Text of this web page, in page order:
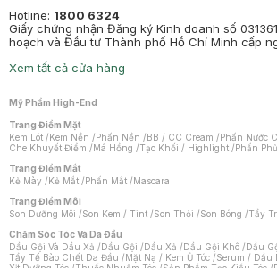
Hotline: 1800 6324
Giấy chứng nhận Đăng ký Kinh doanh số
hoạch và Đầu tư Thành phố Hồ Chí Minh cấp
Xem tất cả cửa hàng
Mỹ Phẩm High-End
Trang Điểm Mặt
Kem Lót /Kem Nền /Phấn Nền /BB / CC Cream /Phấn Nước
Che Khuyết Điểm /Má Hồng /Tạo Khối / Highlight /Phấn Phủ
Trang Điểm Mắt
Kẻ Mày /Kẻ Mắt /Phấn Mắt /Mascara
Trang Điểm Môi
Son Dưỡng Môi /Son Kem / Tint /Son Thỏi /Son Bóng /Tẩy
Chăm Sóc Tóc Và Da Đầu
Dầu Gội Và Dầu Xả /Dầu Gội /Dầu Xả /Dầu Gội Khô /Dầu
Tẩy Tế Bào Chết Da Đầu /Mặt Nạ / Kem Ủ Tóc /Serum / Dầu